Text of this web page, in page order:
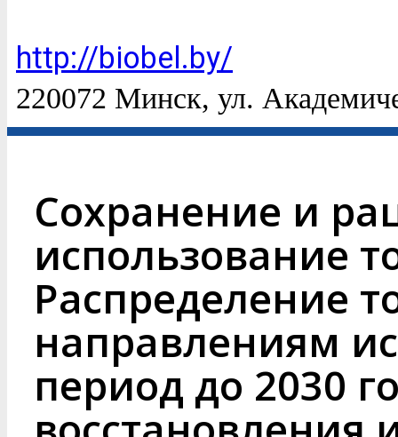
http://biobel.by/
220072 Минск, ул.
Cохранение и
использование
Распределение
направлениям
период до 2030